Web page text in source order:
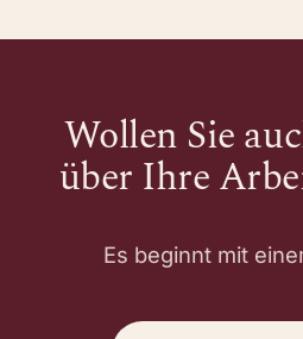
Wollen Sie
über Ihre
Es beginnt mit